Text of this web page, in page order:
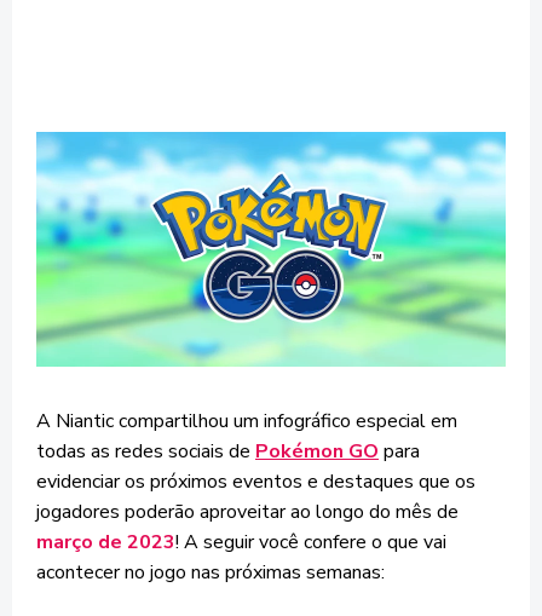
A Niantic compartilhou um infográfico especial em
todas as redes sociais de Pokémon GO para
evidenciar os próximos eventos e destaques que os
jogadores poderão aproveitar ao longo do mês de
março de 2023! A seguir você confere o que vai
acontecer no jogo nas próximas semanas: